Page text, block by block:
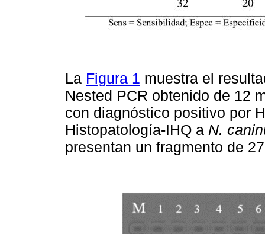
La Figura 1 muestra el
Nested PCR obtenido de 12
con diagnóstico positivo por
Histopatología-IHQ a N.
presentan un fragmento de